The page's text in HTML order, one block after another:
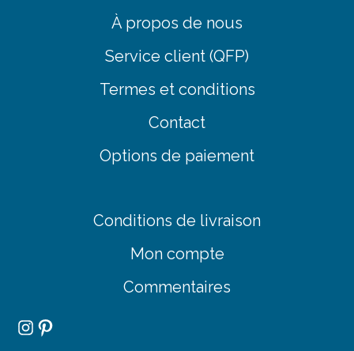
À propos de nous
Service client (QFP)
Termes et conditions
Contact
Options de paiement
Conditions de livraison
Mon compte
Commentaires